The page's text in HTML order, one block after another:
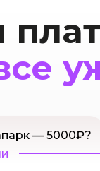
— 5000₽?